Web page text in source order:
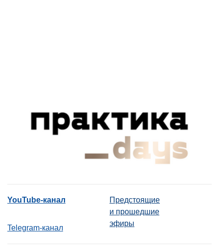
YouTube-канал
Telegram-канал
Предстоящие
и прошедшие
эфиры